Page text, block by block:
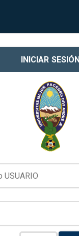
INICIAR